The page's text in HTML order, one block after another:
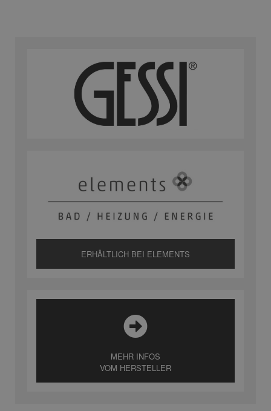
ERHÄLTLICH BEI ELEMENTS
MEHR INFOS
VOM HERSTELLER